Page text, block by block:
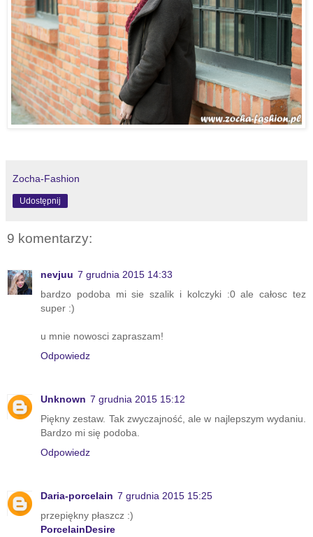
Zocha-Fashion
Udostępnij
9 komentarzy:
nevjuu 7 grudnia 2015 14:33
bardzo podoba mi sie szalik i kolczyki :0 ale całosc tez
super :)
u mnie nowosci zapraszam!
Odpowiedz
Unknown 7 grudnia 2015 15:12
Piękny zestaw. Tak zwyczajność, ale w najlepszym wydaniu.
Bardzo mi się podoba.
Odpowiedz
Daria-porcelain 7 grudnia 2015 15:25
przepiękny płaszcz :)
PorcelainDesire